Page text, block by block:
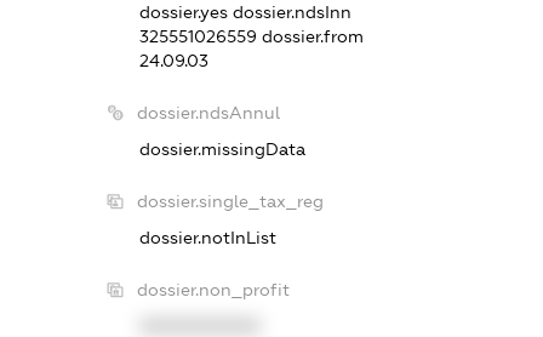
dossier.yesdossier.ndsInn
325551026559dossier.from
24.09.03
dossier.ndsAnnul
dossier.missingData
dossier.single_tax_reg
dossier.notInList
dossier.non_profit